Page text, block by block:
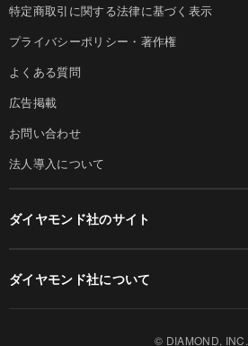
特定商取引に関する法律に基づく表示
プライバシーポリシー・著作権
よくある質問
広告掲載
お問い合わせ
法人導入について
ダイヤモンド社のサイト
ダイヤモンド社について
© DIAMOND, INC.